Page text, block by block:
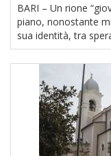
BARI – Un rione
piano, nonostante
sua identità, tra